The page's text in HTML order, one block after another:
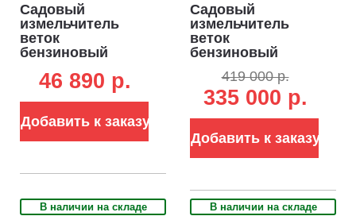
Садовый
измельчитель
веток
бензиновый
(RUS, EST 212
см3, ветки до 50
46 890 p.
Добавить к заказу
Садовый
измельчитель
веток
бензиновый
уценка 20% (RUS,
Caiman Green
Engine, 420
куб.см., ветки до
75 мм., 210 кг.)
419 000 р.
335 000 р.
Добавить к заказу
В наличии на складе В наличии на складе